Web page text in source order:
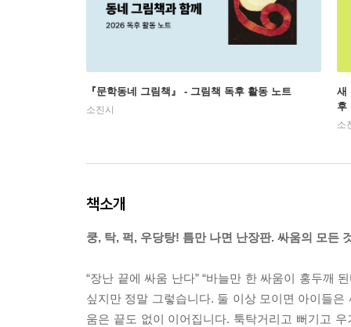
『문학동네 그림책』 - 그림책 독후 활동 노트
소진시
새
후
소
책소개
쿵, 탁, 퍽, 우당탕! 틈만 나면 난장판. 싸움의 모든
“장난 끝에 싸움 난다” “바늘만 한 싸움이 홍두깨
싶지만 정말 그렇습니다. 둘 이상 모이면 아이들
움은 끝도 없이 이어집니다. 툭탁거리고 뻐기고